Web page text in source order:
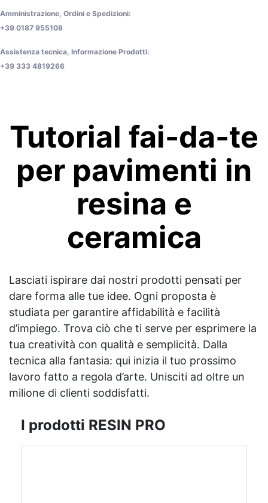
Amministrazione, Ordini e Spedizioni:
+39 0187 955108
Assistenza tecnica, Informazione Prodotti:
+39 333 4819266
Tutorial fai-da-te
per pavimenti in
resina e
ceramica
Lasciati ispirare dai nostri prodotti pensati per
dare forma alle tue idee. Ogni proposta è
studiata per garantire affidabilità e facilità
d’impiego. Trova ciò che ti serve per esprimere la
tua creatività con qualità e semplicità. Dalla
tecnica alla fantasia: qui inizia il tuo prossimo
lavoro fatto a regola d’arte. Unisciti ad oltre un
milione di clienti soddisfatti.
I prodotti RESIN PRO